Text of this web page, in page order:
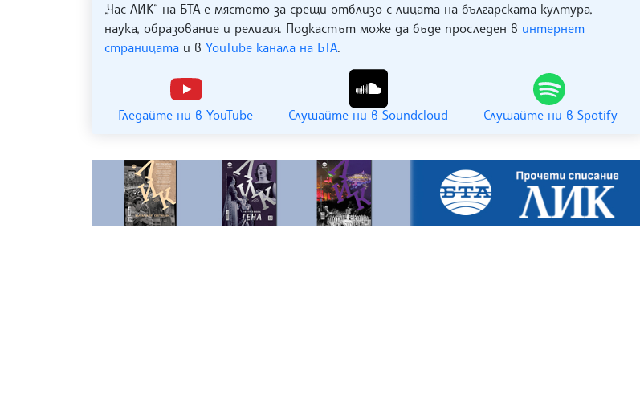
„Час ЛИК“ на БТА е мястото за срещи отблизо с лицата на българската култура,
наука, образование и религия. Подкастът може да бъде проследен в интернет
страницата и в YouTube канала на БТА.
Гледайте ни в YouTube Слушайте ни в Soundcloud Слушайте ни в Spotify